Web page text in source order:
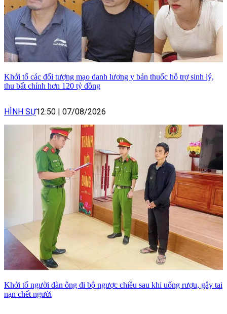
Khởi tố các đối tượng mạo danh lương y bán thuốc hỗ trợ sinh lý,
thu bất chính hơn 120 tỷ đồng
HÌNH SỰ12:50 | 07/08/2026
Khởi tố người đàn ông đi bộ ngược chiều sau khi uống rượu, gây tai
nạn chết người